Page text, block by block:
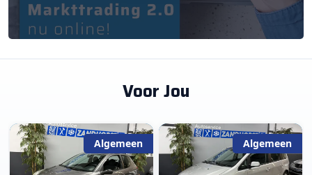
Voor Jou
Algemeen Algemeen